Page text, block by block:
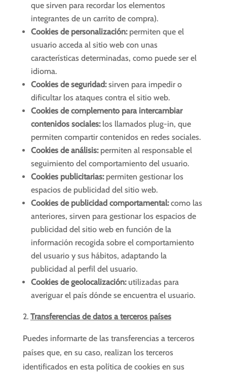
que sirven para recordar los elementos
integrantes de un carrito de compra).
Cookies de personalización:permiten que el
usuario acceda al sitio web con unas
características determinadas, como puede ser el
idioma.
Cookies de seguridad:sirven para impedir o
dificultar los ataques contra el sitio web.
Cookies de complemento para intercambiar
contenidos sociales:los llamados plug-in, que
permiten compartir contenidos en redes sociales.
Cookies de análisis:permiten al responsable el
seguimiento del comportamiento del usuario.
Cookies publicitarias:permiten gestionar los
espacios de publicidad del sitio web.
Cookies de publicidad comportamental:como las
anteriores, sirven para gestionar los espacios de
publicidad del sitio web en función de la
información recogida sobre el comportamiento
del usuario y sus hábitos, adaptando la
publicidad al perfil del usuario.
Cookies de geolocalización:utilizadas para
averiguar el país dónde se encuentra el usuario.
Transferencias de datos a terceros países
Puedes informarte de las transferencias a terceros
países que, en su caso, realizan los terceros
identificados en esta política de cookies en sus